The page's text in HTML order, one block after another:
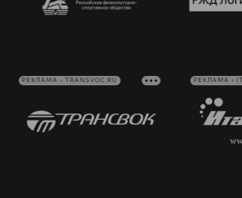
РЕКЛАМА • TRANSVOC.RU РЕКЛАМА •